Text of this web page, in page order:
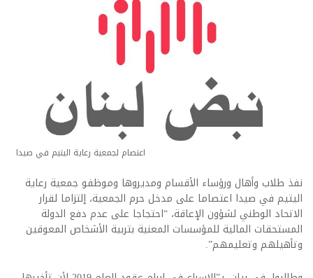
اعتصام لجمعية رعاية اليتيم في صيدا
نفذ طلاب وأهال ورؤساء الأقسام ومديروها وموظفو جمعية رعاية
اليتيم في صيدا اعتصاما على مدخل حرم الجمعية، إلتزاما لقرار
الاتحاد الوطني لشؤون الإعاقة، “احتجاجا على عدم دفع الدولة
المستحقات المالية للمؤسسات المعنية بتربية الأشخاص المعوقين
وتأهيلهم وتعليمهم”.